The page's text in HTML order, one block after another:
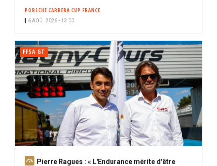
PORSCHE CARRERA CUP FRANCE
6 AOÛ. 2026 • 13:00
FFSA GT
APierre Ragues : « L'Endurance mérite d'être